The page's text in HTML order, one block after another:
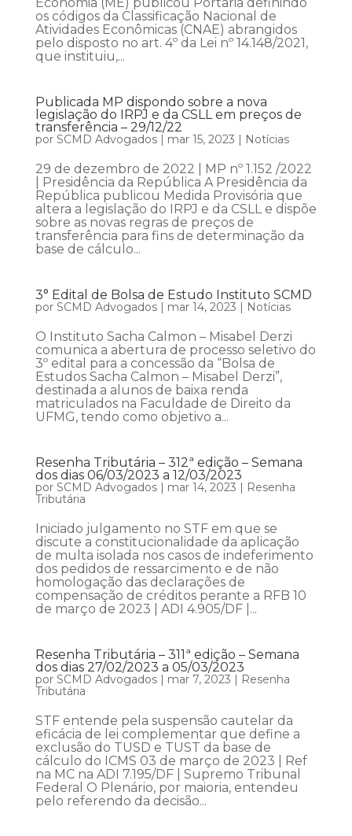
os códigos da Classificação Nacional de
Atividades Econômicas (CNAE) abrangidos
pelo disposto no art. 4º da Lei nº 14.148/2021,
que instituiu,...
Publicada MP dispondo sobre a nova
legislação do IRPJ e da CSLL em preços de
transferência – 29/12/22
por SCMD Advogados| mar 15, 2023 | Notícias
29 de dezembro de 2022 | MP nº 1.152 /2022
| Presidência da República A Presidência da
República publicou Medida Provisória que
altera a legislação do IRPJ e da CSLL e dispõe
sobre as novas regras de preços de
transferência para fins de determinação da
base de cálculo...
3° Edital de Bolsa de Estudo Instituto SCMD
por SCMD Advogados| mar 14, 2023 | Notícias
O Instituto Sacha Calmon – Misabel Derzi
comunica a abertura de processo seletivo do
3º edital para a concessão da “Bolsa de
Estudos Sacha Calmon – Misabel Derzi”,
destinada a alunos de baixa renda
matriculados na Faculdade de Direito da
UFMG, tendo como objetivo a...
Resenha Tributária – 312ª edição – Semana
dos dias 06/03/2023 a 12/03/2023
por SCMD Advogados| mar 14, 2023 | Resenha
Tributária
Iniciado julgamento no STF em que se
discute a constitucionalidade da aplicação
de multa isolada nos casos de indeferimento
dos pedidos de ressarcimento e de não
homologação das declarações de
compensação de créditos perante a RFB 10
de março de 2023 | ADI 4.905/DF |...
Resenha Tributária – 311ª edição – Semana
dos dias 27/02/2023 a 05/03/2023
por SCMD Advogados| mar 7, 2023 | Resenha
Tributária
STF entende pela suspensão cautelar da
eficácia de lei complementar que define a
exclusão do TUSD e TUST da base de
cálculo do ICMS 03 de março de 2023 | Ref
na MC na ADI 7.195/DF | Supremo Tribunal
Federal O Plenário, por maioria, entendeu
pelo referendo da decisão...